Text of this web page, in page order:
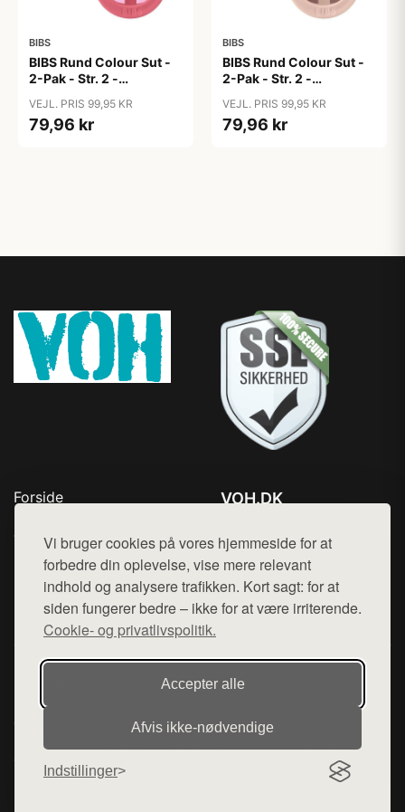
Vi bruger cookies på vores hjemmeside for at
forbedre din oplevelse, vise mere relevant
indhold og analysere trafikken. Kort sagt: for at
siden fungerer bedre – ikke for at være irriterende.
Cookie- og privatlivspolitik.
Accepter alle
Afvis ikke‑nødvendige
Indstillinger
BIBS
BIBS Rund Colour Sut -
2-Pak - Str. 2 -
Studio - Baby Pink/Coral
Mix
VEJL. PRIS 99,95 KR
79,96 kr
BIBS
BIBS Rund Colour Sut -
2-Pak - Str. 2 -
Studio - Blush Mix
VEJL. PRIS 99,95 KR
79,96 kr
Forside
Top Rabatter
Kontakt
VOH.DK
Mail: hej@want.dk
Cookie- og privatlivspolitik
Denne side er en del af want.dk, der udgiver en række
hjemmesider med præsentation af forskellige produkter fra
diverse webshops. Der sælges ikke varer fra denne side - vi
henviser til de shops, som sælger varen. Vi har heller ikke
varerne på lager.